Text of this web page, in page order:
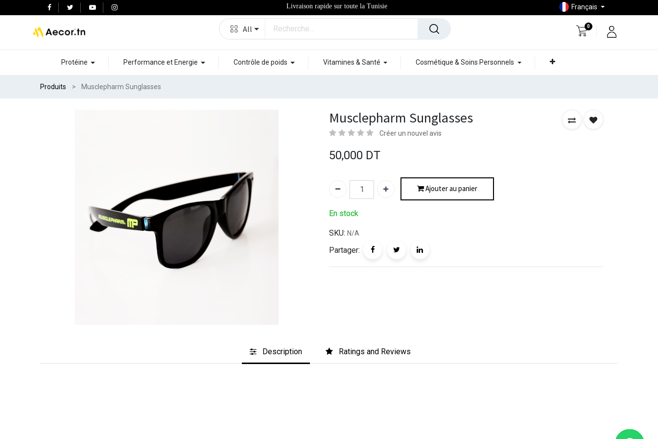
Livraison rapide sur toute la Tunisie Français
All 0
Protéine Performance et Energie Contrôle de poids Vitamines & Santé Cosmétique & Soins Personnels
Produits Musclepharm Sunglasses
Musclepharm Sunglasses
Créer un nouvel avis
50,000 DT
Ajouter au panier
En stock
SKU: N/A
Partager:
Description Ratings and Reviews